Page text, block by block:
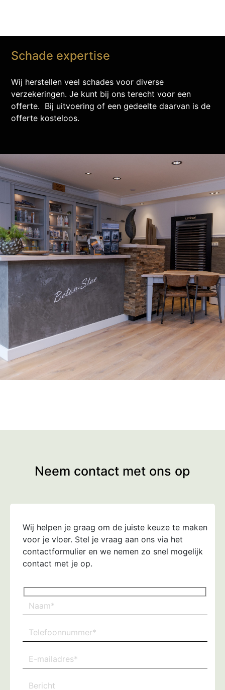
Schade expertise
Wij herstellen veel schades voor diverse
verzekeringen. Je kunt bij ons terecht voor een
offerte. Bij uitvoering of een gedeelte daarvan is de
offerte kosteloos.
Neem contact met ons op
Wij helpen je graag om de juiste keuze te maken
voor je vloer. Stel je vraag aan ons via het
contactformulier en we nemen zo snel mogelijk
contact met je op.